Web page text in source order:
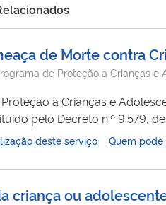
de Morte contra
de Proteção a Crianças e
a Crianças e Adolescentes
em uma política de proteção à vida de crianças e
ameaça iminente de morte,
da proteção integral e
deste serviço Quem
criança ou